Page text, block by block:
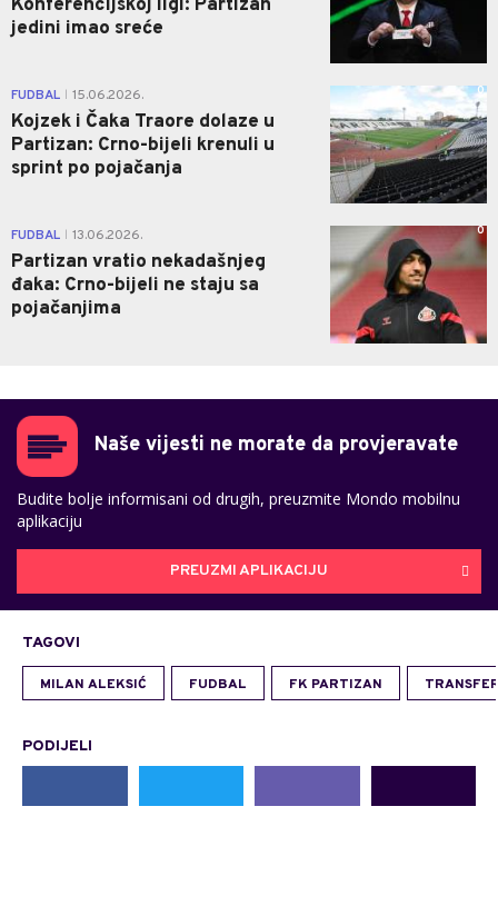
Konferencijskoj ligi: Partizan
jedini imao sreće
FUDBAL 15.06.2026.
Kojzek i Čaka Traore dolaze u
Partizan: Crno-bijeli krenuli u
sprint po pojačanja
0
FUDBAL 13.06.2026.
Partizan vratio nekadašnjeg
đaka: Crno-bijeli ne staju sa
pojačanjima
0
Naše vijesti ne morate da provjeravate
Budite bolje informisani od drugih, preuzmite Mondo mobilnu
aplikaciju
PREUZMI APLIKACIJU
TAGOVI
MILAN ALEKSIĆ FUDBAL FK PARTIZAN
PODIJELI